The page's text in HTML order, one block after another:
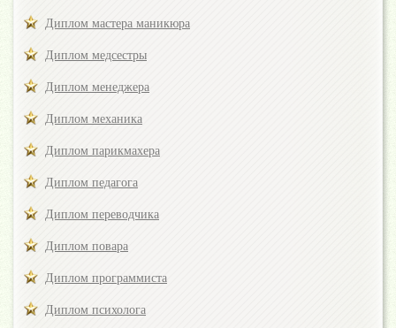
Диплом мастера маникюра
Диплом медсестры
Диплом менеджера
Диплом механика
Диплом парикмахера
Диплом педагога
Диплом переводчика
Диплом повара
Диплом программиста
Диплом психолога